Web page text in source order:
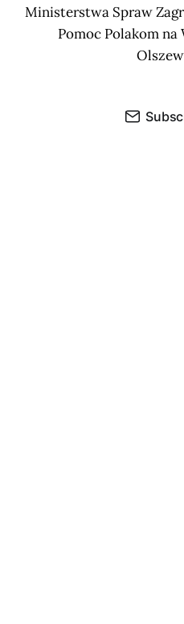
Ministerstwa Spraw
Pomoc Polakom na